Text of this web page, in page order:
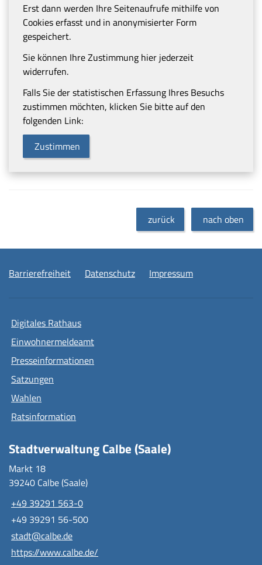
Erst dann werden Ihre Seitenaufrufe mithilfe von
Cookies erfasst und in anonymisierter Form
gespeichert.
Sie können Ihre Zustimmung hier jederzeit
widerrufen.
Falls Sie der statistischen Erfassung Ihres Besuchs
zustimmen möchten, klicken Sie bitte auf den
folgenden Link:
Zustimmen
zurück nach oben
Barrierefreiheit Datenschutz Impressum
Digitales Rathaus
Einwohnermeldeamt
Presseinformationen
Satzungen
Wahlen
Ratsinformation
Stadtverwaltung Calbe (Saale)
Markt 18
39240 Calbe (Saale)
+49 39291 563-0
+49 39291 56-500
stadt@calbe.de
https://www.calbe.de/